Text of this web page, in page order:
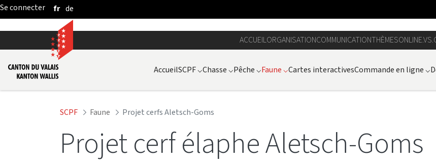
Saut au contenu principal
fr de
ACCUEILORGANISATIONCOMMUNICATIONTHÈMES
AccueilSCPF⌵Chasse ⌵Pêche ⌵Faune ⌵Cartes interactivesCommande en ligne ⌵
SCPF Faune Projet cerfs Aletsch-Goms
Projet cerf élaphe Aletsch-Goms